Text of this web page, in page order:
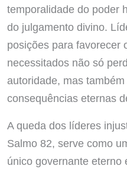
temporalidade do poder
do julgamento divino.
posições para favorecer
necessitados não só
autoridade, mas
consequências eternas
A queda dos líderes
Salmo 82, serve como
único governante eterno